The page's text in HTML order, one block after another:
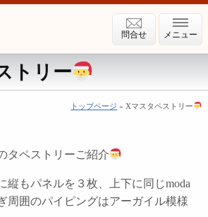
メニュー
問合せ
トリー
トップページ » Xマスタペストリー
タペストリーご紹介
縦もパネルを３枚、上下に同じmoda
周囲のパイピングはアーガイル模様